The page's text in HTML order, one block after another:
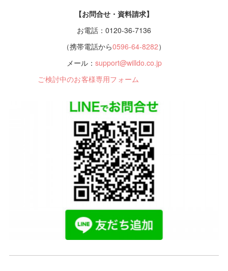
【お問合せ・資料請求】
お電話：0120-36-7136
（携帯電話から0596-64-8282）
メール： support@willdo.co.jp
ご検討中のお客様専用フォーム